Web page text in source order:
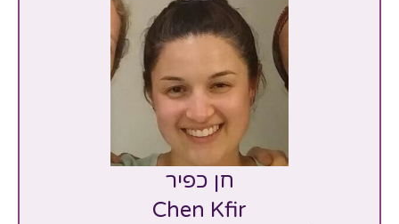
חן כפיר
Chen Kfir